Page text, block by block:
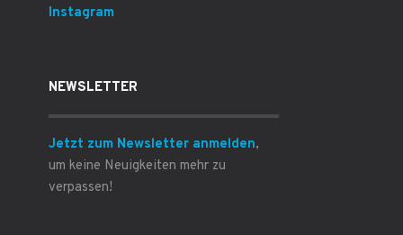
Instagram
NEWSLETTER
Jetzt zum Newsletter anmelden,
um keine Neuigkeiten mehr zu
verpassen!